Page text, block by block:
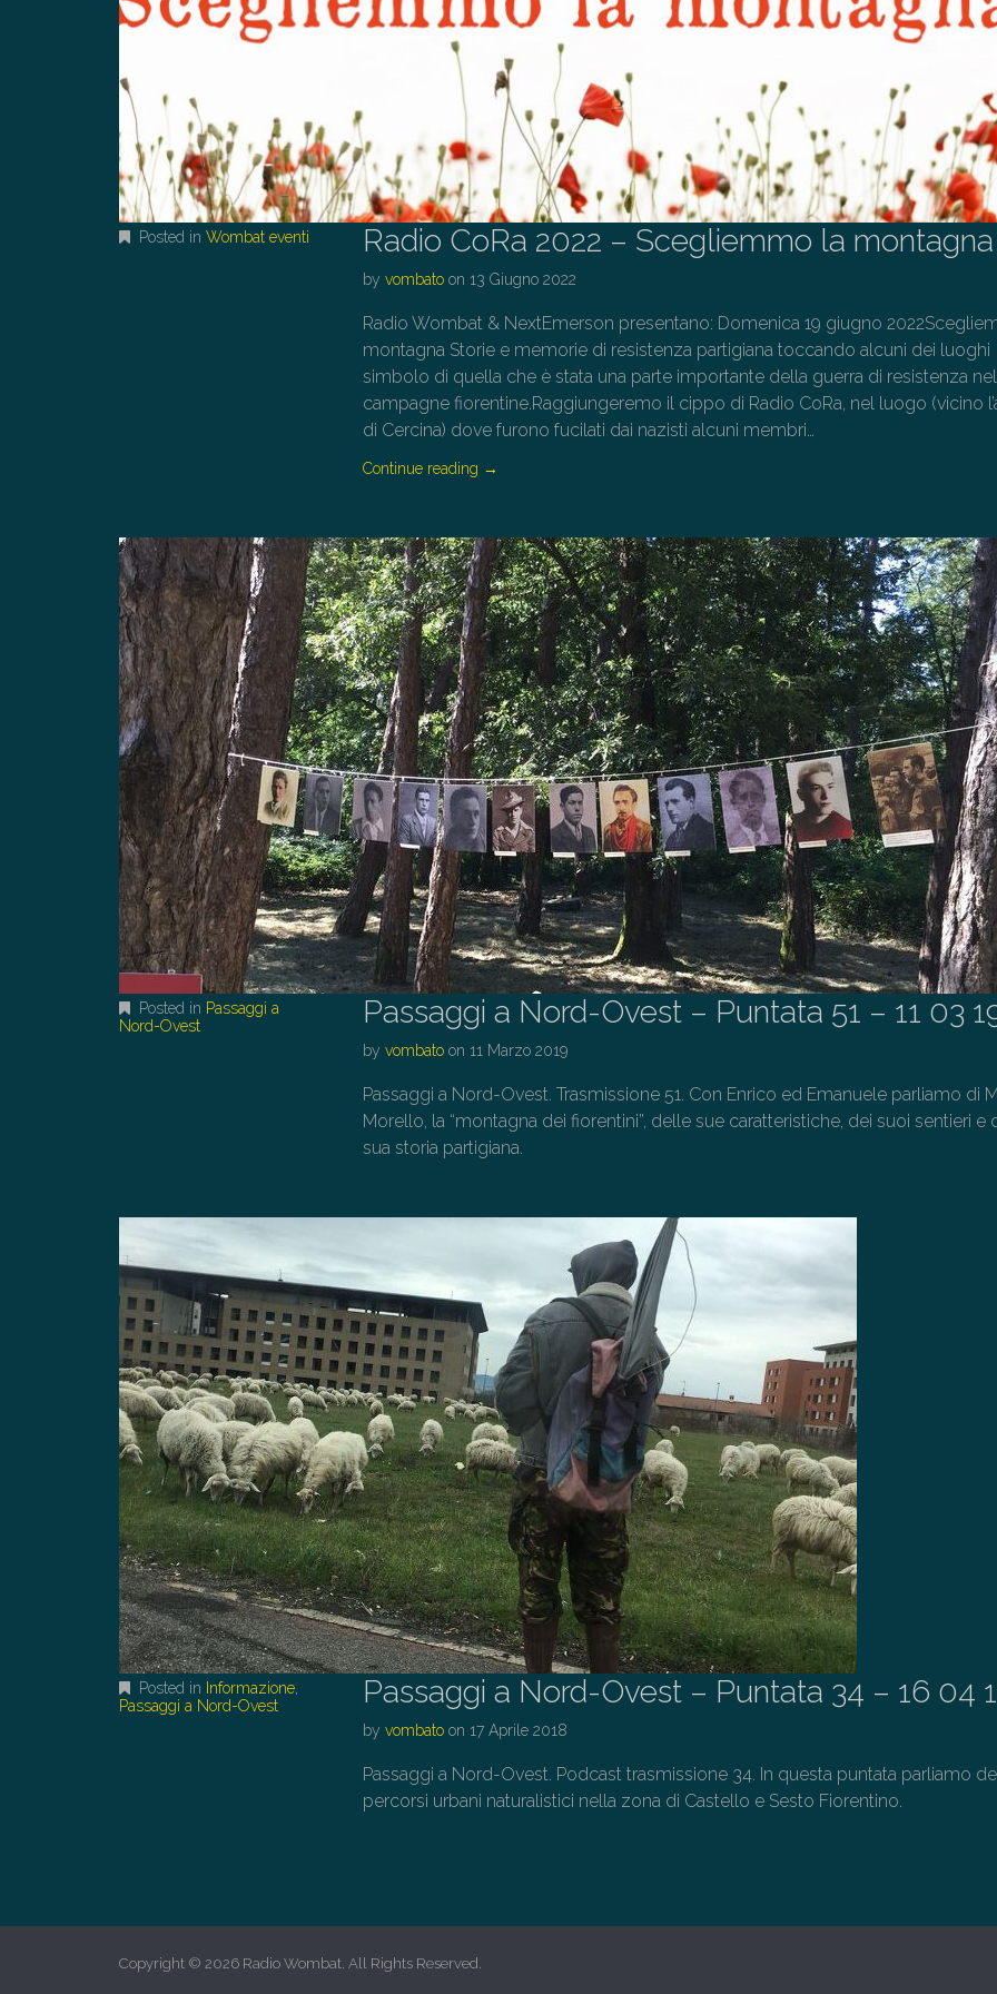
Posted in Wombat eventi Radio CoRa 2022 – Scegliemmo la montagna
byvombato on 13 Giugno 2022
Radio Wombat & NextEmerson presentano: Domenica 19 giugno
montagna Storie e memorie di resistenza partigiana toccando alcuni dei luoghi
simbolo di quella che è stata una parte importante della guerra di resistenza
campagne fiorentine.Raggiungeremo il cippo di Radio CoRa, nel luogo (vicino
di Cercina) dove furono fucilati dai nazisti alcuni membri…
Continue reading →
Posted in Passaggi a
Nord-Ovest
Passaggi a Nord-Ovest – Puntata 51 – 11 03
byvombato on 11 Marzo 2019
Passaggi a Nord-Ovest. Trasmissione 51. Con Enrico ed Emanuele parliamo di
Morello, la “montagna dei fiorentini”, delle sue caratteristiche, dei suoi sentieri e
sua storia partigiana.
Posted in Informazione
Passaggi a Nord-Ovest
Passaggi a Nord-Ovest – Puntata 34 – 16 04
byvombato on 17 Aprile 2018
Passaggi a Nord-Ovest. Podcast trasmissione 34. In questa puntata parliamo
percorsi urbani naturalistici nella zona di Castello e Sesto Fiorentino.
Copyright © 2026 Radio Wombat . All Rights Reserved.